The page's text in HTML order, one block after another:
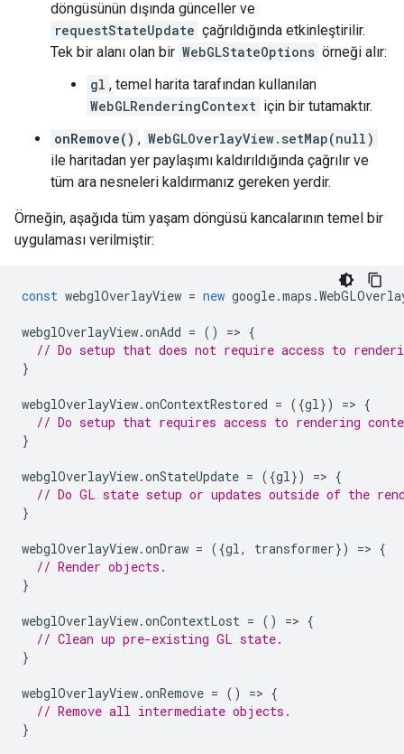
döngüsünün dışında günceller ve
requestStateUpdate çağrıldığında etkinleştirilir.
Tek bir alanı olan bir WebGLStateOptions örneği alır:
gl , temel harita tarafından kullanılan
WebGLRenderingContext için bir tutamaktır.
onRemove() , WebGLOverlayView.setMap(null)
ile haritadan yer paylaşımı kaldırıldığında çağrılır ve
tüm ara nesneleri kaldırmanız gereken yerdir.
Örneğin, aşağıda tüm yaşam döngüsü kancalarının temel bir
uygulaması verilmiştir:
const webglOverlayView = new google.maps .
webglOverlayView.onAdd = () => {
// Do setup that does not require access to
}
webglOverlayView.onContextRestored = ({gl}) => {
// Do setup that requires access to rendering
}
webglOverlayView.onStateUpdate = ({gl}) => {
// Do GL state setup or updates outside of the
}
webglOverlayView.onDraw = ({gl, transformer}) => {
// Render objects.
}
webglOverlayView.onContextLost = () => {
// Clean up pre-existing GL state.
}
webglOverlayView.onRemove = () => {
// Remove all intermediate objects.
}